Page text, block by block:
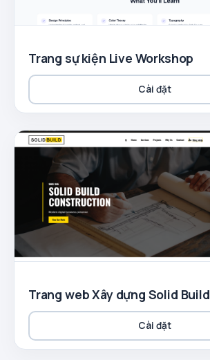
Trang sự kiện Live Workshop
Cài đặt
Trang web Xây dựng Solid Build
Cài đặt